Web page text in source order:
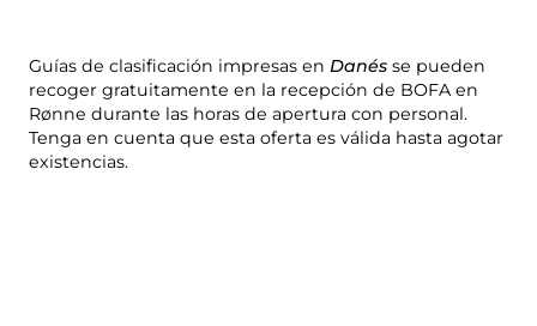
Guías de clasificación impresas en Danés se pueden
recoger gratuitamente en la recepción de BOFA en
Rønne durante las horas de apertura con personal.
Tenga en cuenta que esta oferta es válida hasta agotar
existencias.